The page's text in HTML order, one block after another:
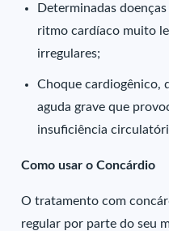
Determinadas
ritmo cardíaco muito
irregulares;
Choque cardiogênico,
aguda grave que
insuficiência
Como usar o Concárdio
O tratamento com
regular por parte do seu